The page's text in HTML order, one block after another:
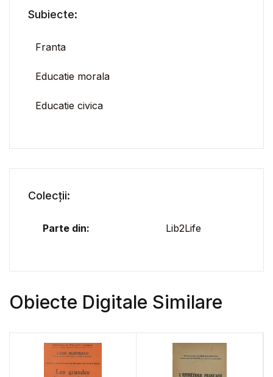
Subiecte:
Franta
Educatie morala
Educatie civica
Colecții:
Parte din: Lib2Life
Obiecte Digitale Similare